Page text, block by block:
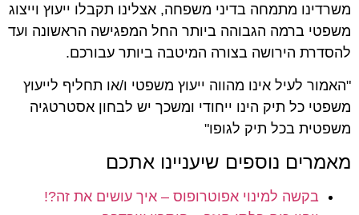
משרדינו מתמחה בדיני משפחה, אצלינו תקבלו ייעוץ וייצוג
משפטי ברמה הגבוהה ביותר החל המפגישה הראשונה ועד
להסדרת הירושה בצורה המיטבה ביותר עבורכם.
"האמור לעיל אינו מהווה ייעוץ משפטי ו/או תחליף לייעוץ
משפטי כל תיק הינו ייחודי ומשכך יש לבחון אסטרטגיה
משפטית בכל תיק לגופו"
מאמרים נוספים שיעניינו אתכם
בקשה למינוי אפוטרופוס – איך עושים את זה?!